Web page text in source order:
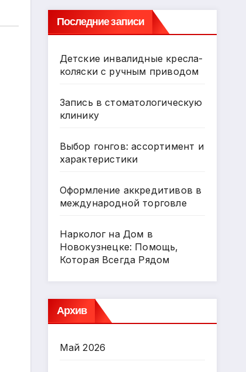
Последние записи
Детские инвалидные кресла-
коляски с ручным приводом
Запись в стоматологическую
клинику
Выбор гонгов: ассортимент и
характеристики
Оформление аккредитивов в
международной торговле
Нарколог на Дом в
Новокузнецке: Помощь,
Которая Всегда Рядом
Архив
Май 2026